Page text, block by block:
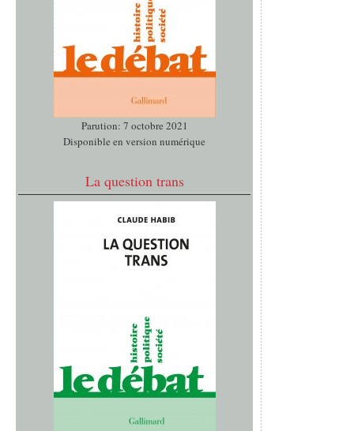
Parution: 7 octobre 2021
Disponible en version numérique
La question trans